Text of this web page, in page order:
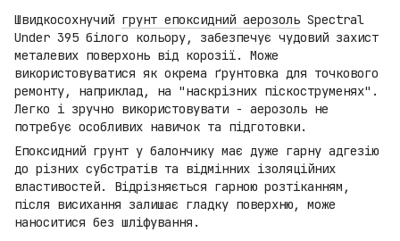
Швидкосохнучий грунт епоксидний аерозоль Spectral
Under 395 білого кольору, забезпечує чудовий захист
металевих поверхонь від корозії. Може
використовуватися як окрема ґрунтовка для точкового
ремонту, наприклад, на "наскрізних піскоструменях".
Легко і зручно використовувати - аерозоль не
потребує особливих навичок та підготовки.
Епоксидний грунт у балончику має дуже гарну адгезію
до різних субстратів та відмінних ізоляційних
властивостей. Відрізняється гарною розтіканням,
після висихання залишає гладку поверхню, може
наноситися без шліфування.